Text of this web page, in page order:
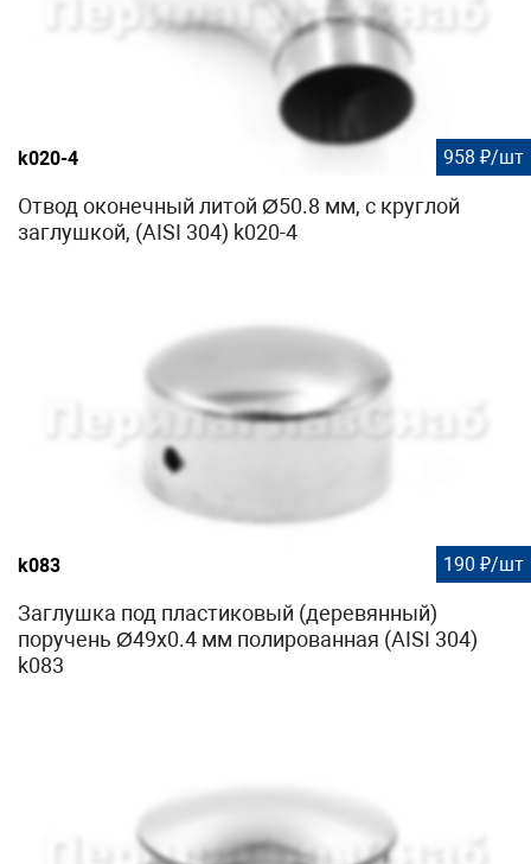
k020-4 958 ₽/шт
Отвод оконечный литой Ø50.8 мм, с круглой
заглушкой, (AISI 304) k020-4
k083 190 ₽/шт
Заглушка под пластиковый (деревянный)
поручень Ø49х0.4 мм полированная (AISI 304)
k083